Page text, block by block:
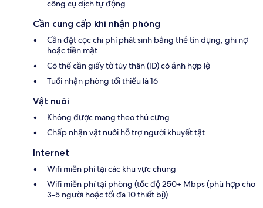
công cụ dịch tự động
Cần cung cấp khi nhận phòng
Cần đặt cọc chi phí phát sinh bằng thẻ tín dụng, ghi nợ
hoặc tiền mặt
Có thể cần giấy tờ tùy thân (ID) có ảnh hợp lệ
Tuổi nhận phòng tối thiểu là 16
Vật nuôi
Không được mang theo thú cưng
Chấp nhận vật nuôi hỗ trợ người khuyết tật
Internet
Wifi miễn phí tại các khu vực chung
Wifi miễn phí tại phòng (tốc độ 250+ Mbps (phù hợp cho
3-5 người hoặc tối đa 10 thiết bị))